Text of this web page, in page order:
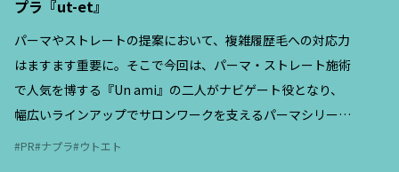
はますます重要に。そこで今回は、パーマ・ストレート施術
で人気を博する『Un ami』の二人がナビゲート役となり、
幅広いラインアップでサロンワークを支えるパーマシリーズ
『ut-et（ウトエト）』の特徴と、現場での活用ポイントを紹
介する。